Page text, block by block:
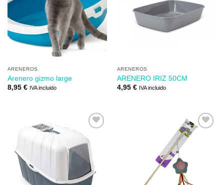
Añadir
a mi
lista de
los
deseos
ARENEROS
Arenero gizmo large
8,95 € IVA incluido
Añadir
a mi
lista de
ARENEROS
ARENERO IRIZ 50CM
4,95 € IVA incluido
Añadir
a mi
lista de
los
deseos